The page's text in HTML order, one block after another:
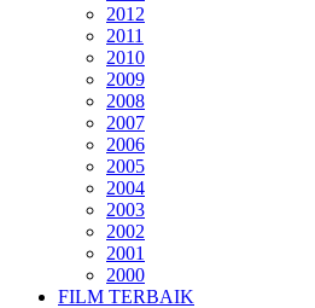
2012
2011
2010
2009
2008
2007
2006
2005
2004
2003
2002
2001
2000
FILM TERBAIK